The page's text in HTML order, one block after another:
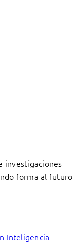
investigaciones
forma al futuro
Inteligencia